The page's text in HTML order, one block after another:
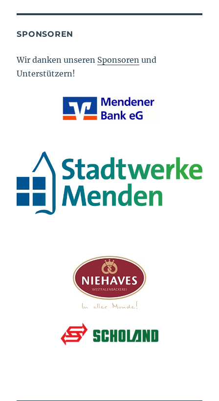
SPONSOREN
Wir danken unseren Sponsoren und
Unterstützern!